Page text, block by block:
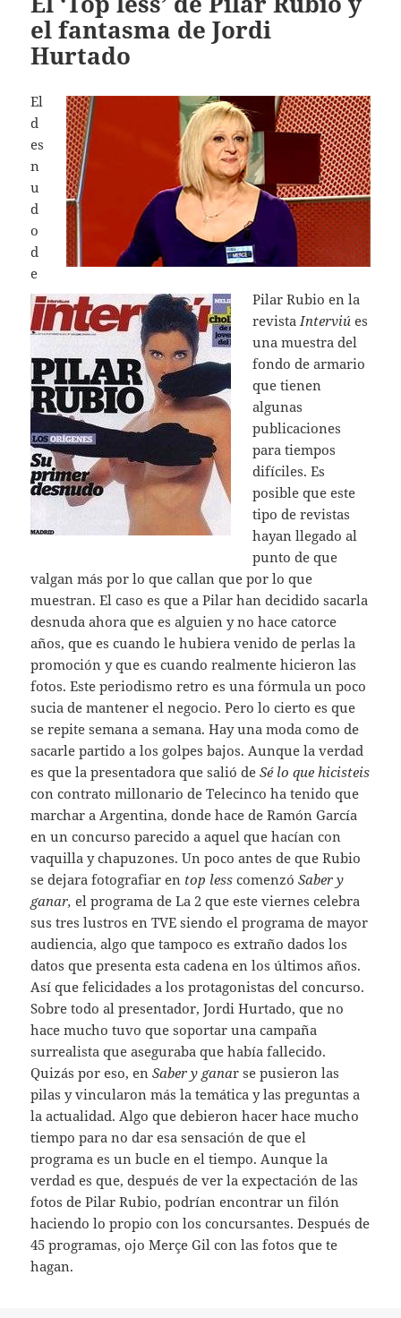
el fantasma de Jordi
Hurtado
El
d
es
n
u
d
o
d
e
Pilar Rubio en la
revistaInterviú es
una muestra del
fondo de armario
que tienen
algunas
publicaciones
para tiempos
difíciles. Es
posible que este
tipo de revistas
hayan llegado al
punto de que
valgan más por lo que callan que por lo que
muestran. El caso es que a Pilar han decidido sacarla
desnuda ahora que es alguien y no hace catorce
años, que es cuando le hubiera venido de perlas la
promoción y que es cuando realmente hicieron las
fotos. Este periodismo retro es una fórmula un poco
sucia de mantener el negocio. Pero lo cierto es que
se repite semana a semana. Hay una moda como de
sacarle partido a los golpes bajos. Aunque la verdad
es que la presentadora que salió deSé lo que hicisteis
con contrato millonario de Telecinco ha tenido que
marchar a Argentina, donde hace de Ramón García
en un concurso parecido a aquel que hacían con
vaquilla y chapuzones. Un poco antes de que Rubio
se dejara fotografiar en top less comenzóSaber y
ganar, el programa de La 2 que este viernes celebra
sus tres lustros en TVE siendo el programa de mayor
audiencia, algo que tampoco es extraño dados los
datos que presenta esta cadena en los últimos años.
Así que felicidades a los protagonistas del concurso.
Sobre todo al presentador, Jordi Hurtado, que no
hace mucho tuvo que soportar una campaña
surrealista que aseguraba que había fallecido.
Quizás por eso, enSaber y ganar se pusieron las
pilas y vincularon más la temática y las preguntas a
la actualidad. Algo que debieron hacer hace mucho
tiempo para no dar esa sensación de que el
programa es un bucle en el tiempo. Aunque la
verdad es que, después de ver la expectación de las
fotos de Pilar Rubio, podrían encontrar un filón
haciendo lo propio con los concursantes. Después de
45 programas, ojo Merçe Gil con las fotos que te
hagan.